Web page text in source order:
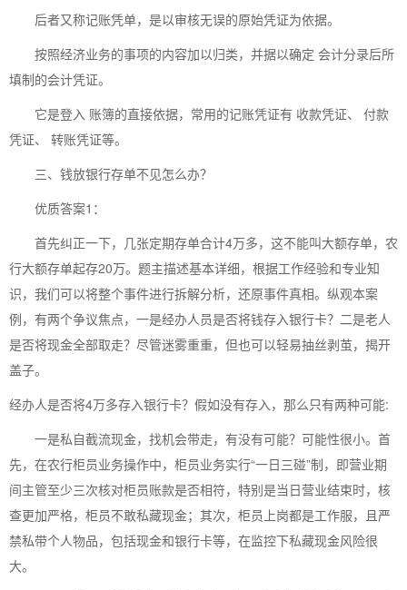
后者又称记账凭单，是以审核无误的原始凭证为依据。
按照经济业务的事项的内容加以归类，并据以确定 会计分录后所
填制的会计凭证。
它是登入 账簿的直接依据，常用的记账凭证有 收款凭证、 付款
凭证、 转账凭证等。
三、钱放银行存单不见怎么办？
优质答案1：
首先纠正一下，几张定期存单合计4万多，这不能叫大额存单，农
行大额存单起存20万。题主描述基本详细，根据工作经验和专业知
识，我们可以将整个事件进行拆解分析，还原事件真相。纵观本案
例，有两个争议焦点，一是经办人员是否将钱存入银行卡？二是老人
是否将现金全部取走？尽管迷雾重重，但也可以轻易抽丝剥茧，揭开
盖子。
经办人是否将4万多存入银行卡？假如没有存入，那么只有两种可能:
一是私自截流现金，找机会带走，有没有可能？可能性很小。首
先，在农行柜员业务操作中，柜员业务实行“一日三碰”制，即营业期
间主管至少三次核对柜员账款是否相符，特别是当日营业结束时，核
查更加严格，柜员不敢私藏现金；其次，柜员上岗都是工作服，且严
禁私带个人物品，包括现金和银行卡等，在监控下私藏现金风险很
大。